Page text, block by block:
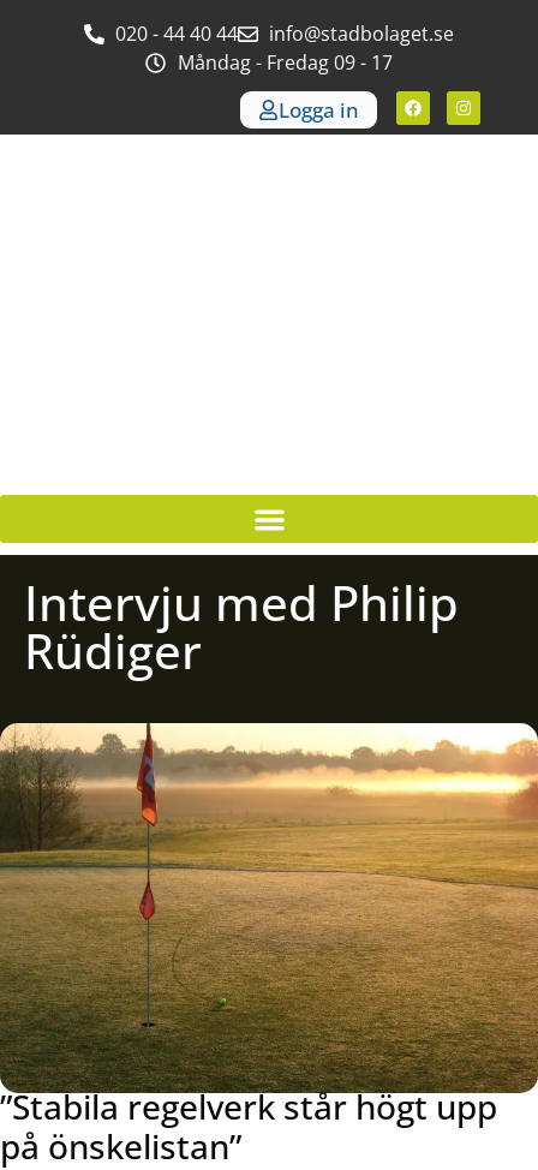
020 - 44 40 44
info@stadbolaget.se
Måndag - Fredag 09 - 17
Logga in
Intervju med Philip
Rüdiger
”Stabila regelverk står högt upp
på önskelistan”